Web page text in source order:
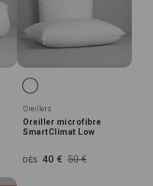
Oreillers
Oreiller microfibre
SmartClimat Low
DÈS 40 € 50 €